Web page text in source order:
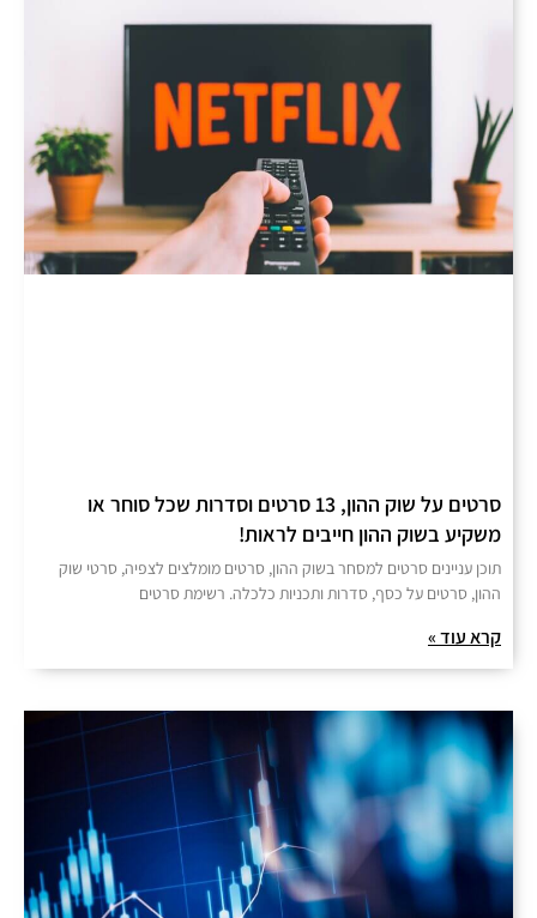
סרטים על שוק ההון, 13 סרטים וסדרות שכל סוחר או
משקיע בשוק ההון חייבים לראות!
תוכן עניינים סרטים למסחר בשוק ההון, סרטים מומלצים לצפיה, סרטי שוק
ההון, סרטים על כסף, סדרות ותכניות כלכלה. רשימת סרטים
קרא עוד »